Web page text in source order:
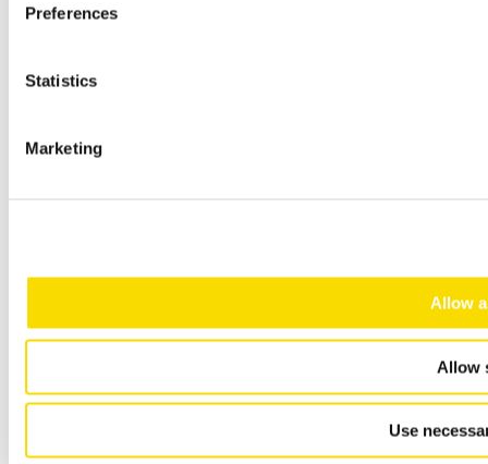
Preferences
Statistics
Marketing
Allow
Allow
Use